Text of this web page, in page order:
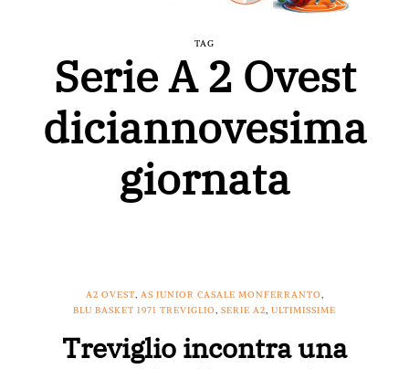
TAG
Serie A 2 Ovest
diciannovesima
giornata
A2 OVEST, AS JUNIOR CASALE MONFERRANTO,
BLU BASKET 1971 TREVIGLIO, SERIE A2, ULTIMISSIME
Treviglio incontra una